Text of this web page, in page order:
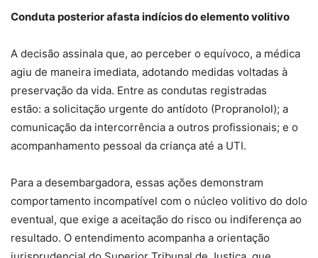
Conduta posterior afasta indícios do elemento volitivo
A decisão assinala que, ao perceber o equívoco, a médica
agiu de maneira imediata, adotando medidas voltadas à
preservação da vida. Entre as condutas registradas
estão: a solicitação urgente do antídoto (Propranolol); a
comunicação da intercorrência a outros profissionais; e o
acompanhamento pessoal da criança até a UTI.
Para a desembargadora, essas ações demonstram
comportamento incompatível com o núcleo volitivo do dolo
eventual, que exige a aceitação do risco ou indiferença ao
resultado. O entendimento acompanha a orientação